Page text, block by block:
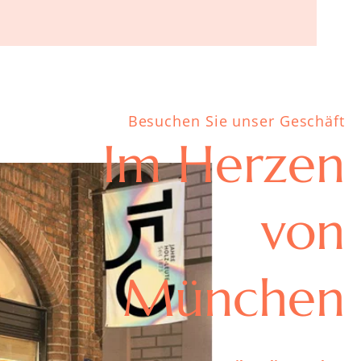
Besuchen Sie unser Geschäft
Im Herzen
von
München